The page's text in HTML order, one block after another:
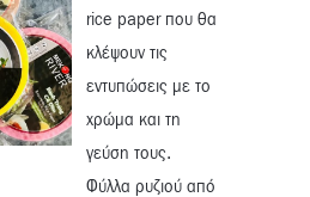
rice paper που θα
κλέψουν τις
εντυπώσεις με το
χρώμα και τη
γεύση τους.
Φύλλα ρυζιού από